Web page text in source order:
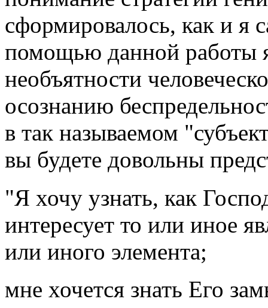
сформировалось, как и я
помощью данной работы
необъятности
осознанию
в так называемом
вы будете довольны
"Я хочу узнать, как
интересует то или иное
или иного элемента;
мне хочется знать Его